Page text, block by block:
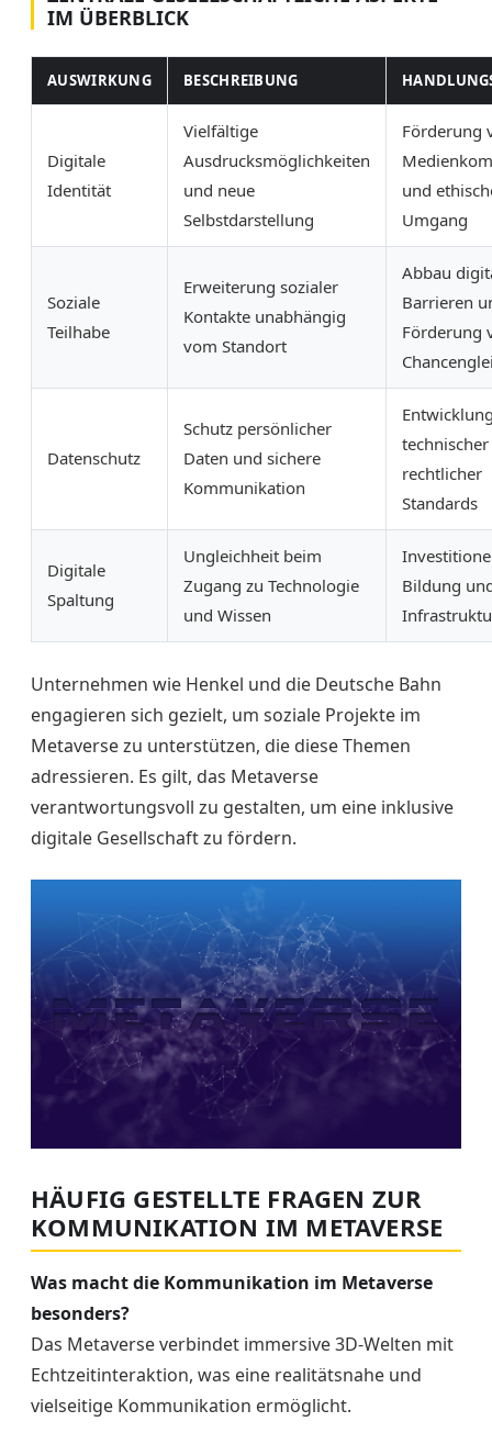
IM ÜBERBLICK
AUSWIRKUNG BESCHREIBUNG
Digitale
Identität
Vielfältige
Ausdrucksmöglichkeiten
und neue
Selbstdarstellung
Förderung
und
Umgang
Soziale
Teilhabe
Erweiterung sozialer
Kontakte unabhängig
vom Standort
Abbau
Barrieren
Förderung
Datenschutz
Schutz persönlicher
Daten und sichere
Kommunikation
rechtlicher
Standards
Digitale
Spaltung
Ungleichheit beim
Zugang zu Technologie
und Wissen
Bildung
Unternehmen wie Henkel und die Deutsche Bahn
engagieren sich gezielt, um soziale Projekte im
Metaverse zu unterstützen, die diese Themen
adressieren. Es gilt, das Metaverse
verantwortungsvoll zu gestalten, um eine inklusive
digitale Gesellschaft zu fördern.
HÄUFIG GESTELLTE FRAGEN ZUR
KOMMUNIKATION IM METAVERSE
Was macht die Kommunikation im Metaverse
besonders?
Das Metaverse verbindet immersive 3D-Welten mit
Echtzeitinteraktion, was eine realitätsnahe und
vielseitige Kommunikation ermöglicht.